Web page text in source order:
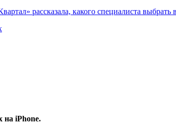
рассказала, какого специалиста выбрать
на iPhone.